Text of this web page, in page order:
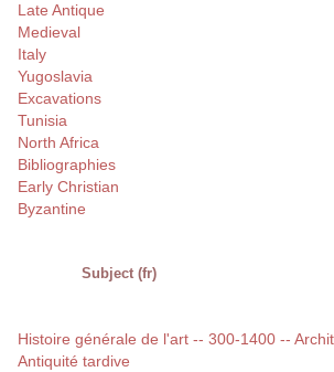
Late Antique
Medieval
Italy
Yugoslavia
Excavations
Tunisia
North Africa
Bibliographies
Early Christian
Byzantine
Subject (fr)
Histoire générale de l'art -- 300-1400 --
Antiquité tardive